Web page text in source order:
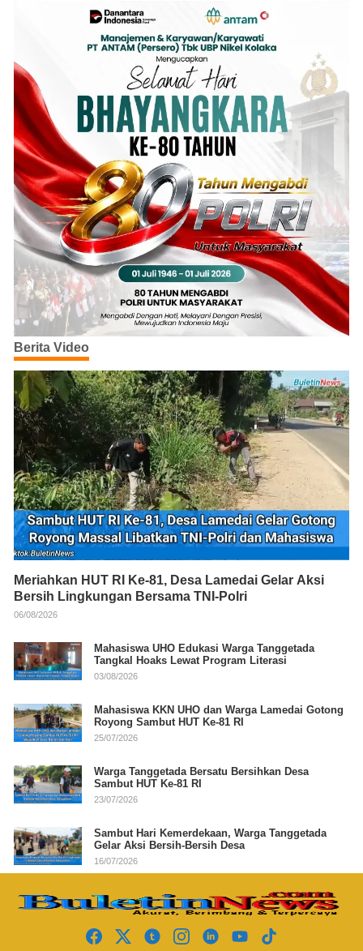
Berita Video
Meriahkan HUT RI Ke-81, Desa Lamedai Gelar Aksi
Bersih Lingkungan Bersama TNI-Polri
06/08/2026
Mahasiswa UHO Edukasi Warga Tanggetada
Tangkal Hoaks Lewat Program Literasi
03/08/2026
Mahasiswa KKN UHO dan Warga Lamedai Gotong
Royong Sambut HUT Ke-81 RI
25/07/2026
Warga Tanggetada Bersatu Bersihkan Desa
Sambut HUT Ke-81 RI
23/07/2026
Sambut Hari Kemerdekaan, Warga Tanggetada
Gelar Aksi Bersih-Bersih Desa
16/07/2026